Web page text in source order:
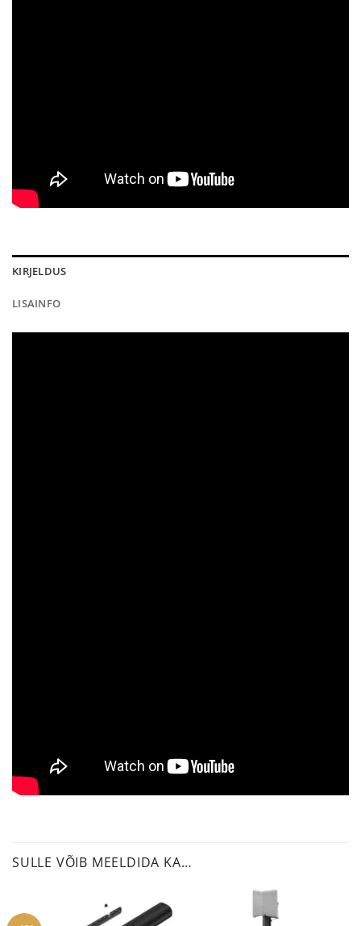
KIRJELDUS
LISAINFO
SULLE VÕIB MEELDIDA KA…